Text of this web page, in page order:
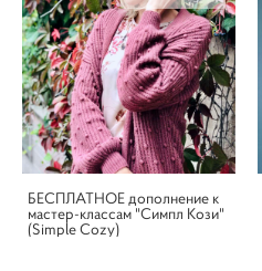
БЕСПЛАТНОЕ дополнение к
мастер-классам "Симпл Кози"
(Simple Cozy)